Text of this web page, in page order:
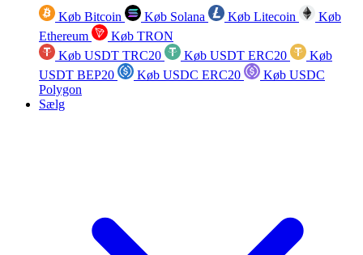
Køb Bitcoin Køb Solana Køb Litecoin
Køb
Ethereum
Køb TRON
Køb USDT TRC20
Køb USDT ERC20
Køb
USDT BEP20
Køb USDC ERC20
Køb USDC
Polygon
Sælg